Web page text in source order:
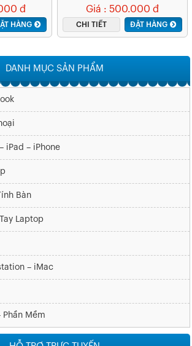
đ
HÀNG
2400Mhz
Giá : 500.000 đ
CHI TIẾT ĐẶT HÀNG
DANH MỤC SẢN PHẨM
iPad – iPhone
Bàn
Laptop
– iMac
Phần Mềm